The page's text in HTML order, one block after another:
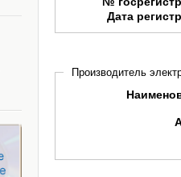
Дата
Производитель